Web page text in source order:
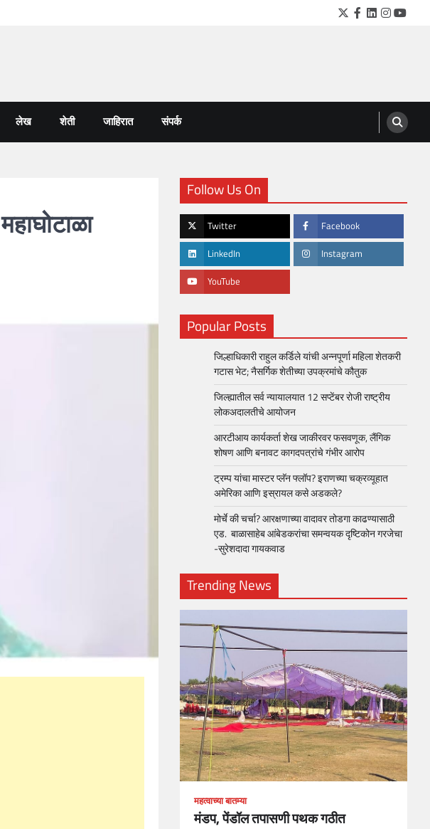
Twitter
Facebook
LinkedIn
लेख शेती जाहिरात संपर्क
Follow Us On
Twitter Facebook
LinkedIn Instagram
YouTube
Popular Posts
जिल्हाधिकारी राहुल कर्डिले यांची अन्नपूर्णा महिला शेतकरी
गटास भेट; नैसर्गिक शेतीच्या उपक्रमांचे कौतुक
जिल्ह्यातील सर्व न्यायालयात 12 सप्टेंबर रोजी राष्ट्रीय
लोकअदालतीचे आयोजन
आरटीआय कार्यकर्ता शेख जाकीरवर फसवणूक, लैंगिक
शोषण आणि बनावट कागदपत्रांचे गंभीर आरोप
ट्रम्प यांचा मास्टर प्लॅन फ्लॉप? इराणच्या चक्रव्यूहात
अमेरिका आणि इस्रायल कसे अडकले?
मोर्चे की चर्चा? आरक्षणाच्या वादावर तोडगा काढण्यासाठी
एड. बाळासाहेब आंबेडकरांचा समन्वयक दृष्टिकोन गरजेचा
-सुरेशदादा गायकवाड
Trending News
Front-End Developer?
One, Salary, Skills
महत्वाच्या बातम्या
मंडप, पेंडॉल तपासणी पथक गठीत